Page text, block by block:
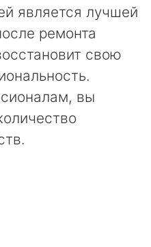
является лучшей
ремонта
свою
вы